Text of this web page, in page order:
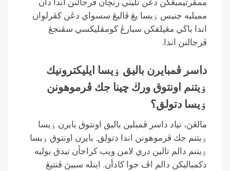
مميليه جنيس ۏيسا يڠ ڤاليڠ سسواي دڠن كڤرلوان
اندا باڬي مڠيلقكن سبارڠ كومڤليكسي سڤنجڠ
ڤرجالنن اندا.
داسر ڤمبايرن باليق ۏيسا ايليكترونيك
ۏيتنم اونتوق ورڬ چينا جك ڤرموهونن
ۏيسا دتولق؟
مالڠڽ، تياد داسر ڤمبلين باليق اونتوق بايرن ۏيسا
ۏيتنم جك ڤرموهونن اندا دتولق. بايرن اونتوق ۏيسا
ۏيتنم دالم تالين دري لامن ويب كراجأن تيدق بوليه
دكمباليكن دالم اڤ جوا كادأن. اينله سببڽ ڤنتيڠ